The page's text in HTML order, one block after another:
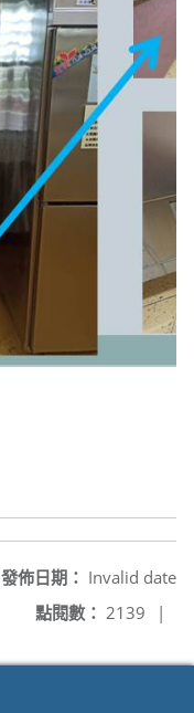
發佈日期： Invalid date
點閱數： 2139 |